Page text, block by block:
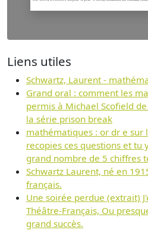
Liens utiles
Schwartz, Laurent -
Grand oral : comment les
permis à Michael Scofield
la série prison break
mathématiques : or dr e sur
recopies ces questions et tu
grand nombre de 5 chiffres
Schwartz Laurent, né en
français.
Une soirée perdue (extrait)
Théâtre-Français, Ou
grand succès.